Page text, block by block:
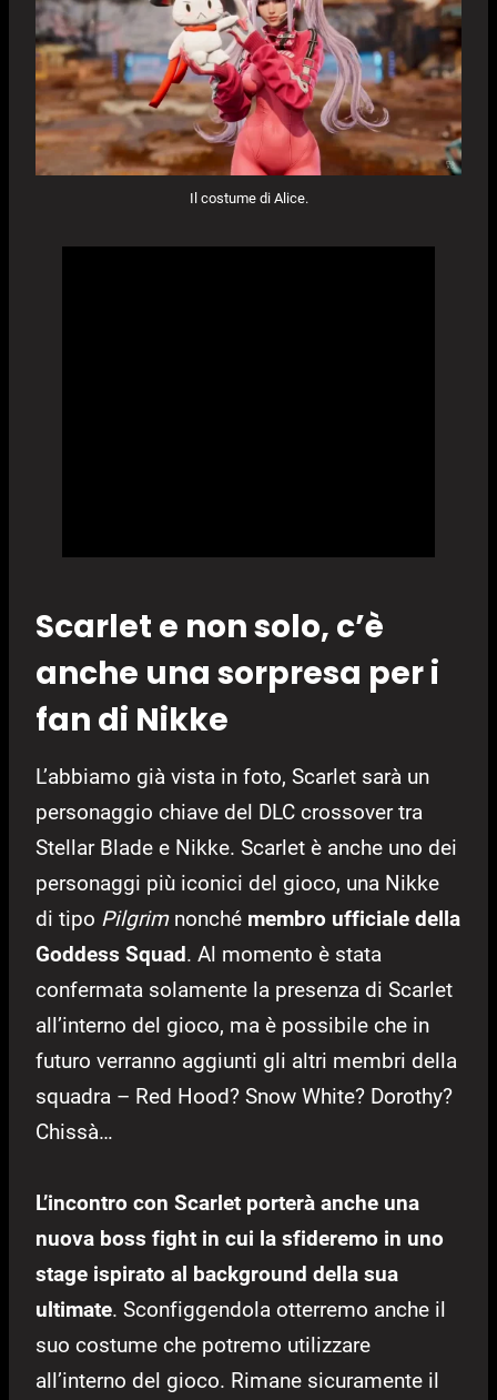
Il costume di Alice.
Scarlet e non solo, c’è
anche una sorpresa per i
fan di Nikke
L’abbiamo già vista in foto, Scarlet sarà un
personaggio chiave del DLC crossover tra
Stellar Blade e Nikke. Scarlet è anche uno dei
personaggi più iconici del gioco, una Nikke
di tipo Pilgrimnonché membro ufficiale della
Goddess Squad. Al momento è stata
confermata solamente la presenza di Scarlet
all’interno del gioco, ma è possibile che in
futuro verranno aggiunti gli altri membri della
squadra – Red Hood? Snow White? Dorothy?
Chissà…
L’incontro con Scarlet porterà anche una
nuova boss fight in cui la sfideremo in uno
stage ispirato al background della sua
ultimate. Sconfiggendola otterremo anche il
suo costume che potremo utilizzare
all’interno del gioco. Rimane sicuramente il